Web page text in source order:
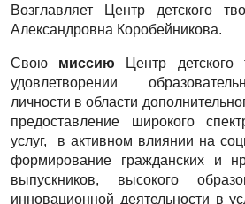
Возглавляет Центр детского
Александровна Коробейникова.
Свою миссию Центр детского
удовлетворении
личности в области
предоставление широкого
услуг, в активном влиянии на
формирование гражданских и
выпускников, высокого
инновационной деятельности в